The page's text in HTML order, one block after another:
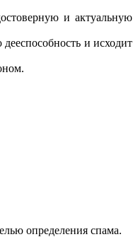
и актуальную
и исходит
определения спама.